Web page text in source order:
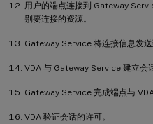
用户的端点连接到 Gateway
别要连接的资源。
Gateway Service 将连接信息发送
VDA 与 Gateway Service 建立会
Gateway Service 完成端点与 VDA
VDA 验证会话的许可。